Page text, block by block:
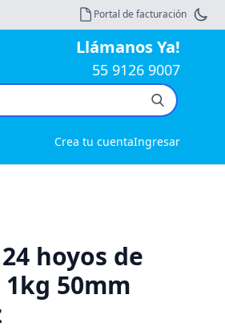
Portal de facturación
Llámanos Ya!
55 9126 9007
Crea tu cuentaIngresar
hoyos de
50mm